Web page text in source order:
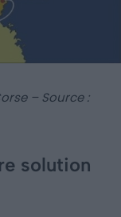
– Source :
solution